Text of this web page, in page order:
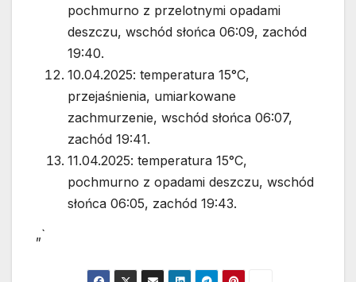
pochmurno z przelotnymi opadami
deszczu, wschód słońca 06:09, zachód
19:40.
10.04.2025: temperatura 15°C,
przejaśnienia, umiarkowane
zachmurzenie, wschód słońca 06:07,
zachód 19:41.
11.04.2025: temperatura 15°C,
pochmurno z opadami deszczu, wschód
słońca 06:05, zachód 19:43.
„`